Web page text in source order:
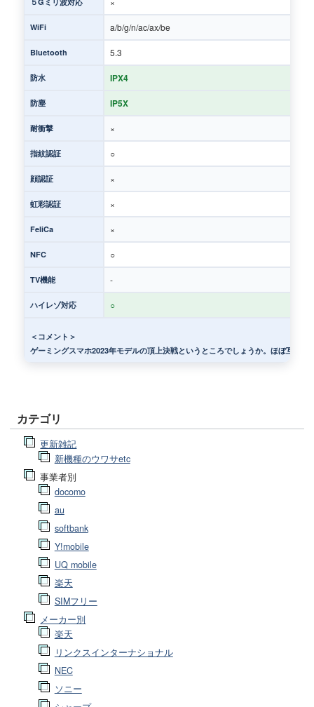
WiFi a/b/g/n/ac/ax/be
Bluetooth 5.3
防水 IPX4
防塵 IP5X
耐衝撃 ×
指紋認証 ○
顔認証 ×
虹彩認証 ×
FeliCa ×
NFC ○
TV機能 -
ハイレゾ対応 ○
＜コメント＞
ゲーミングスマホ2023年モデルの頂上決戦というところでしょうか。ほぼ互角
カテゴリ
更新雑記
新機種のウワサetc
事業者別
docomo
au
softbank
Y!mobile
UQ mobile
楽天
SIMフリー
メーカー別
楽天
リンクスインターナショナル
NEC
ソニー